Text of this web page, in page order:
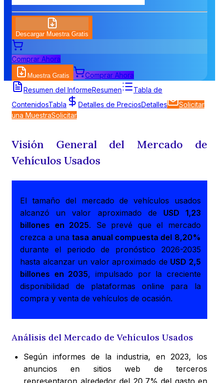
Descargar Muestra Gratis
Comprar Ahora
Muestra Gratis
Comprar Ahora
Resumen del InformeResumen
Tabla de
ContenidosTabla Detalles de PreciosDetalles
Solicitar
una MuestraSolicitar
Visión General del Mercado de
Vehículos Usados
El tamaño del mercado de vehículos usados
alcanzó un valor aproximado de USD 1,23
billones en 2025. Se prevé que el mercado
crezca a una tasa anual compuesta del 8,20%
durante el periodo de pronóstico 2026-2035
hasta alcanzar un valor aproximado de USD 2,5
billones en 2035, impulsado por la creciente
disponibilidad de plataformas online para la
compra y venta de vehículos de ocasión.
Análisis del Mercado de Vehículos Usados
Según informes de la industria, en 2023, los
anuncios en sitios web de terceros